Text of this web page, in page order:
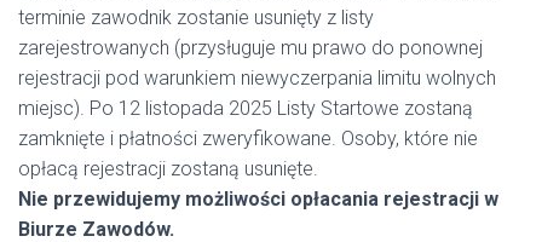
terminie zawodnik zostanie usunięty z listy
zarejestrowanych (przysługuje mu prawo do ponownej
rejestracji pod warunkiem niewyczerpania limitu wolnych
miejsc). Po 12 listopada 2025 Listy Startowe zostaną
zamknięte i płatności zweryfikowane. Osoby, które nie
opłacą rejestracji zostaną usunięte.
Nie przewidujemy możliwości opłacania rejestracji w
Biurze Zawodów.